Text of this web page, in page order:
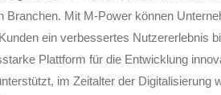
Branchen. Mit M-Power können
ein verbessertes Nutzererlebnis
Plattform für die Entwicklung
im Zeitalter der Digitalisierung